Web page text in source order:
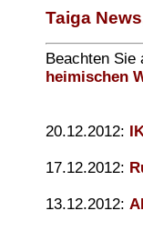
Taiga
Beachten
heimischen
20.12.2012:
17.12.2012:
13.12.2012: